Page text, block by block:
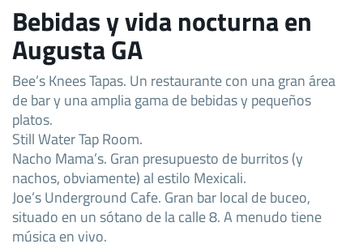
Bebidas y vida nocturna en
Augusta GA
Bee’s Knees Tapas. Un restaurante con una gran área
de bar y una amplia gama de bebidas y pequeños
platos.
Still Water Tap Room.
Nacho Mama’s. Gran presupuesto de burritos (y
nachos, obviamente) al estilo Mexicali.
Joe’s Underground Cafe. Gran bar local de buceo,
situado en un sótano de la calle 8. A menudo tiene
música en vivo.